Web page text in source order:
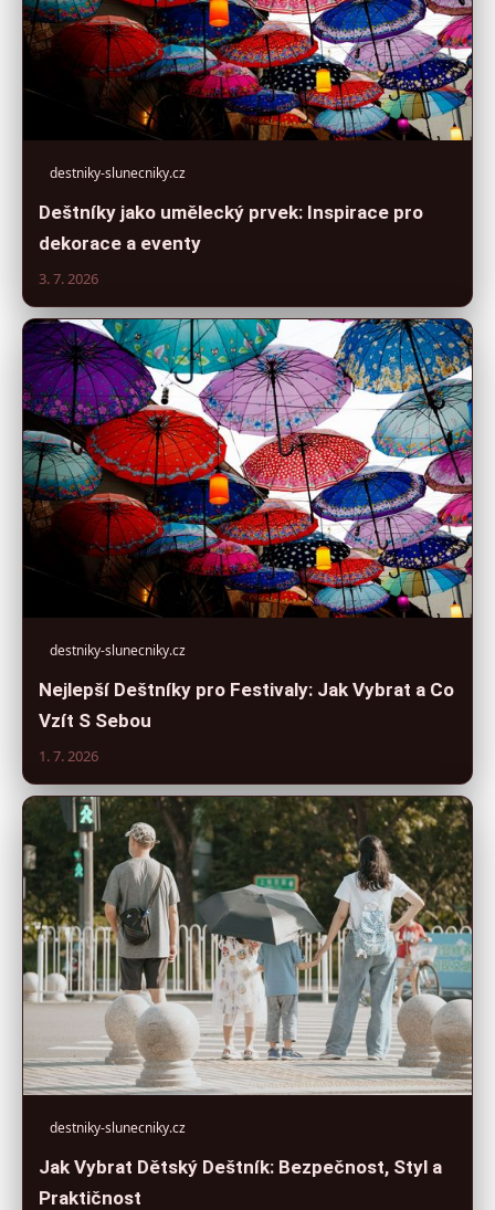
destniky-slunecniky.cz
Deštníky jako umělecký prvek: Inspirace pro
dekorace a eventy
3. 7. 2026
destniky-slunecniky.cz
Nejlepší Deštníky pro Festivaly: Jak Vybrat a Co
Vzít S Sebou
1. 7. 2026
destniky-slunecniky.cz
Jak Vybrat Dětský Deštník: Bezpečnost, Styl a
Praktičnost